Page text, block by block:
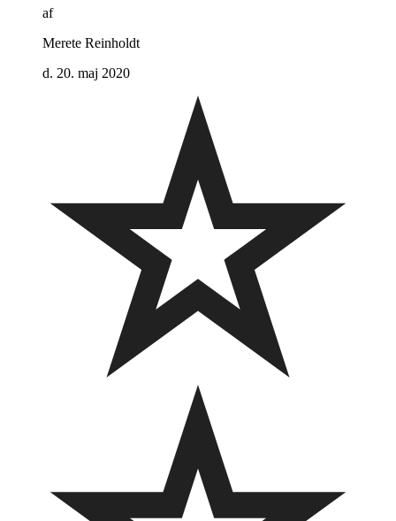
af
Merete Reinholdt
d. 20. maj 2020